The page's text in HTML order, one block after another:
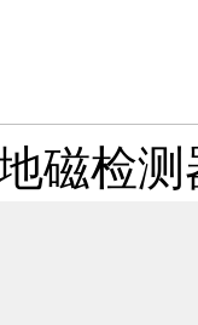
磁检测